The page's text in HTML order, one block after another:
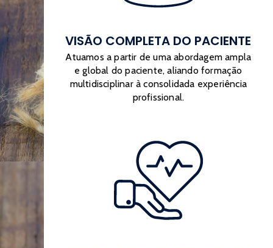
VISÃO COMPLETA DO PACIENTE
Atuamos a partir de uma abordagem ampla
e global do paciente, aliando formação
multidisciplinar à consolidada experiência
profissional.